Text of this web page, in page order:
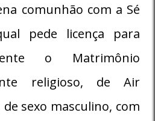
comunhão com a Sé
pede licença para
o Matrimônio
religioso, de Air
sexo masculino, com